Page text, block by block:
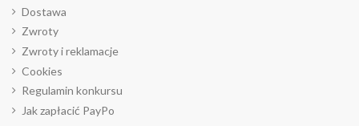
Dostawa
Zwroty
Zwroty i reklamacje
Cookies
Regulamin konkursu
Jak zapłacić PayPo